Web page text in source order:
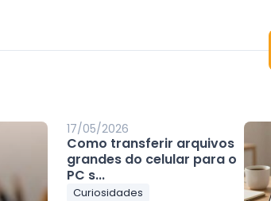
17/05/2026
Como transferir arquivos
grandes do celular para o
PC s...
Curiosidades